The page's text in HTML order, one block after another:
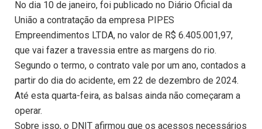
No dia 10 de janeiro, foi publicado no Diário Oficial da
União a contratação da empresa PIPES
Empreendimentos LTDA, no valor de R$ 6.405.001,97,
que vai fazer a travessia entre as margens do rio.
Segundo o termo, o contrato vale por um ano, contados a
partir do dia do acidente, em 22 de dezembro de 2024.
Até esta quarta-feira, as balsas ainda não começaram a
operar.
Sobre isso, o DNIT afirmou que os acessos necessários